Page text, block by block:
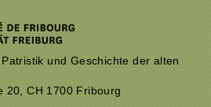
und Geschichte der alten
20, CH 1700 Fribourg